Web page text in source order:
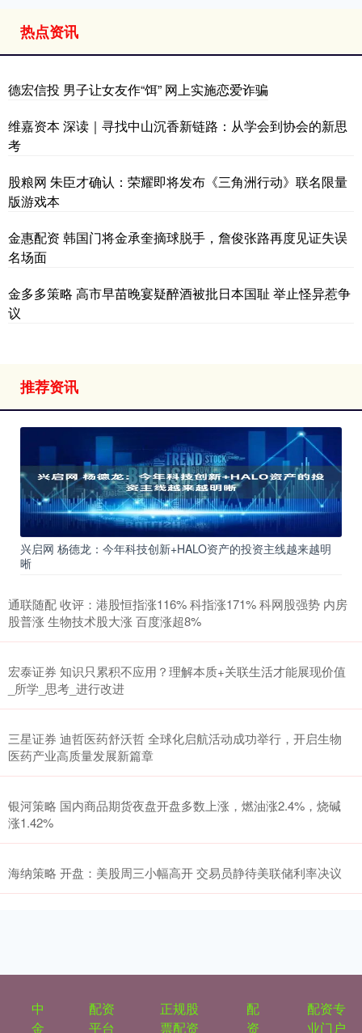
热点资讯
德宏信投 男子让女友作“饵” 网上实施恋爱诈骗
维嘉资本 深读｜寻找中山沉香新链路：从学会到协会的新思
考
股粮网 朱臣才确认：荣耀即将发布《三角洲行动》联名限量
版游戏本
金惠配资 韩国门将金承奎摘球脱手，詹俊张路再度见证失误
名场面
金多多策略 高市早苗晚宴疑醉酒被批日本国耻 举止怪异惹争
议
推荐资讯
兴启网 杨德龙：今年科技创新+HALO资产的投资主线越来越明
晰
通联随配 收评：港股恒指涨116% 科指涨171% 科网股强势 内房
股普涨 生物技术股大涨 百度涨超8%
宏泰证券 知识只累积不应用？理解本质+关联生活才能展现价值
_所学_思考_进行改进
三星证券 迪哲医药舒沃哲 全球化启航活动成功举行，开启生物
医药产业高质量发展新篇章
银河策略 国内商品期货夜盘开盘多数上涨，燃油涨2.4%，烧碱
涨1.42%
海纳策略 开盘：美股周三小幅高开 交易员静待美联储利率决议
中
金
配资
平台
正规股
票配资
配
资
配资专
业门户